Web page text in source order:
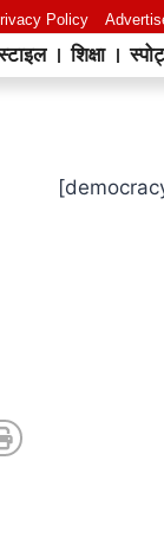
Policy
शिक्षा